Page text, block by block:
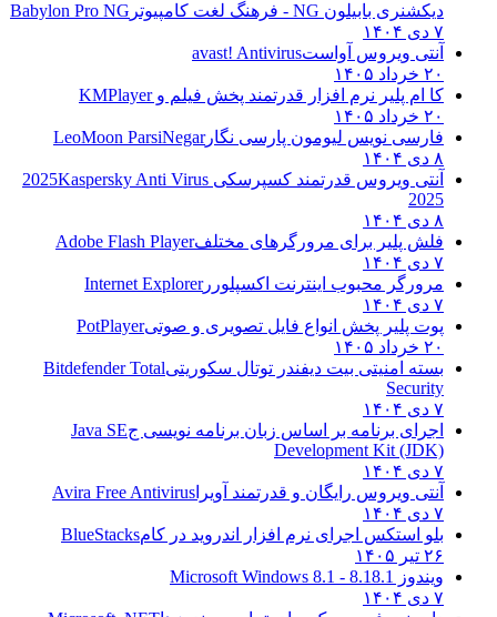
دیکشنری بابیلون NG - فرهنگ لغت کامپیوتر
Babylon Pro NG
۷ دی ۱۴۰۴
آنتی ویروس آواستavast! Antivirus
۲۰ خرداد ۱۴۰۵
کا ام پلیر نرم افزار قدرتمند پخش فیلم وKMPlayer
۲۰ خرداد ۱۴۰۵
فارسی نویس لیومون پارسی نگارLeoMoon ParsiNegar
۸ دی ۱۴۰۴
آنتی ویروس قدرتمند کسپرسکی 2025 Kaspersky Anti Virus
2025
۸ دی ۱۴۰۴
فلش پلیر برای مرورگرهای مختلفAdobe Flash Player
۷ دی ۱۴۰۴
مرورگر محبوب اینترنت اکسپلوررInternet Explorer
۷ دی ۱۴۰۴
پوت پلیر پخش انواع فایل تصویری و صوتیPotPlayer
۲۰ خرداد ۱۴۰۵
بسته امنیتی بیت دیفندر توتال سکوریتیBitdefender Total
Security
۷ دی ۱۴۰۴
اجرای برنامه بر اساس زبان برنامه نویسی جJava SE
Development Kit (JDK)
۷ دی ۱۴۰۴
آنتی ویروس رایگان و قدرتمند آویرا Avira Free Antivirus
۷ دی ۱۴۰۴
بلو استکس اجرای نرم افزار اندروید در کامBlueStacks
۲۶ تیر ۱۴۰۵
ویندوز 8.1
8.1 - Microsoft Windows 8.1
۷ دی ۱۴۰۴